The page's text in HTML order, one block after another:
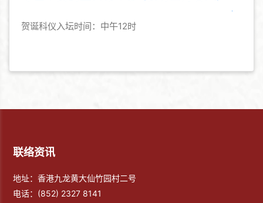
贺诞科仪入坛时间：中午12时
联络资讯
地址：香港九龙黄大仙竹园村二号
电话： (852) 2327 8141